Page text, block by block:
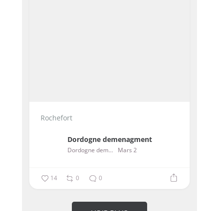
Rochefort
Dordogne demenagment
Dordogne demenagment Mars 2
14 0 0